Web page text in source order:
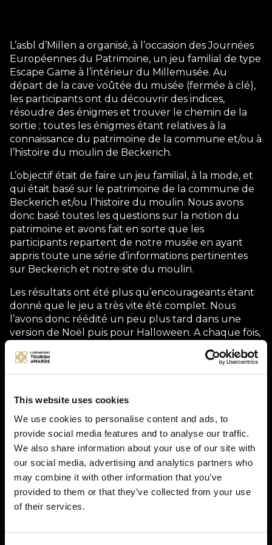
This website uses cookies
We use cookies to personalise content and ads, to
provide social media features and to analyse our traffic.
We also share information about your use of our site with
our social media, advertising and analytics partners who
may combine it with other information that you’ve
provided to them or that they’ve collected from your use
of their services.
Description
L'asbl d'Millen a organisé, à l'occasion des Journées
Européennes du Patrimoine, un jeu familial de type
Escape Game à l'intérieur du Millemusée. Au
L’asbl d’Millen a organisé, à l’occasion des Journées
Européennes du Patrimoine, un jeu familial de type
Escape Game à l’intérieur du Millemusée. Au
départ de la cave voûtée du musée (fermée à clé),
les participants ont du découvrir des indices,
résoudre des énigmes et trouver le chemin de la
sortie ; toutes les énigmes étant relatives à la
connaissance du patrimoine de la commune et/ou à
l’histoire du moulin de Beckerich.
L’objectif était de faire un jeu familial, à la mode, et
qui était basé sur le patrimoine de la commune de
Beckerich et/ou l’histoire du moulin. Nous avons
donc basé toutes les questions sur la notion du
patrimoine et avons fait en sorte que les
participants repartent de notre musée en ayant
appris toute une série d’informations pertinentes
sur Beckerich et notre site du moulin.
Les résultats ont été plus qu’encourageants étant
donné que le jeu a très vite été complet. Nous
l’avons donc réédité un peu plus tard dans une
version de Noël puis pour Halloween. A chaque fois,
et une version française. Tous les créneaux horaires
ont été rapidement clôturés vu la demande. Les
et les plus petits se sont vraiment amusés !